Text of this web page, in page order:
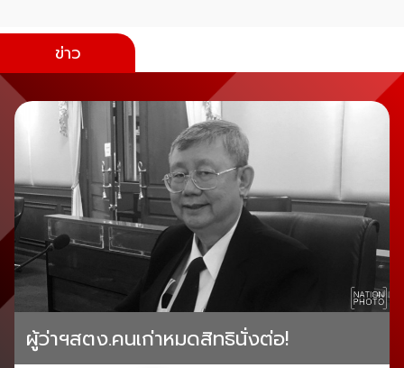
ข่าว
ผู้ว่าฯสตง.คนเก่าหมดสิทธินั่งต่อ!